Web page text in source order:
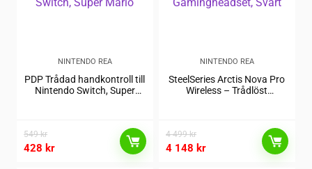
NINTENDO REA
PDP Trådad handkontroll till
Nintendo Switch, Super
549kr
428 kr
NINTENDO REA
SteelSeries Arctis Nova Pro
Wireless – Trådlöst
4 499kr
4 148 kr